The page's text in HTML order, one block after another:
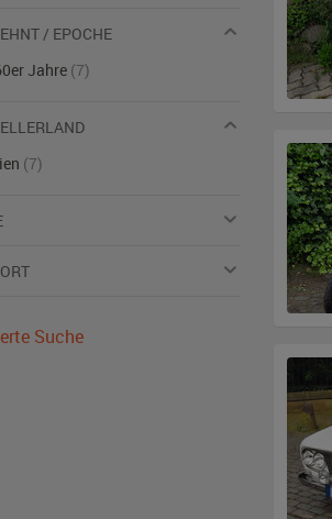
/ EPOCHE
Jahre (7)
(7)
Suche